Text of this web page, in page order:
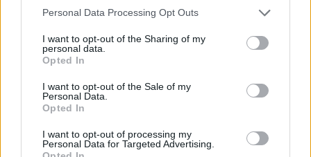
Personal Data Processing Opt Outs
I want to opt-out of the Sharing of my
personal data.
Opted In
I want to opt-out of the Sale of my
Personal Data.
Opted In
I want to opt-out of processing my
Personal Data for Targeted Advertising.
κίνητρα ως υποτακτικοί της διευθυντικής ομάδας.
Έτσι για αυτούς τους 12 κατηγορούμενους τα
ενδεχόμενα είναι ανοικτά, αλλά και
παράμετρο της επί τα χείρω αντιμετώπισης τους
από το δικαστήριο.